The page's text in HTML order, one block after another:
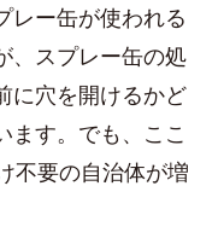
レー缶が使われる
、スプレー缶の処
に穴を開けるかど
ます。でも、ここ
不要の自治体が増